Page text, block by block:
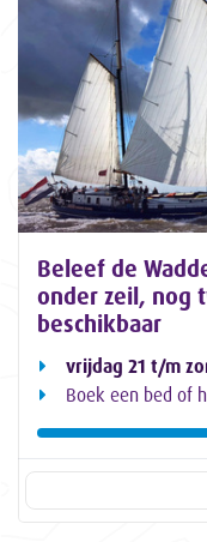
Beleef de
onder zeil, nog
beschikbaar
vrijdag 21 t/m
Boek een bed of